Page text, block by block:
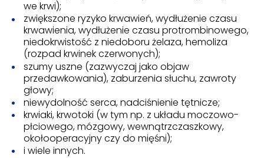
we krwi);
zwiększone ryzyko krwawień, wydłużenie czasu
krwawienia, wydłużenie czasu protrombinowego,
niedokrwistość z niedoboru żelaza, hemoliza
(rozpad krwinek czerwonych);
szumy uszne (zazwyczaj jako objaw
przedawkowania), zaburzenia słuchu, zawroty
głowy;
niewydolność serca, nadciśnienie tętnicze;
krwiaki, krwotoki (w tym np. z układu moczowo-
płciowego, mózgowy, wewnątrzczaszkowy,
okołooperacyjny czy do mięśni);
i wiele innych.